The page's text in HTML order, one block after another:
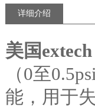
详细介绍
美国
（0至
能，用于